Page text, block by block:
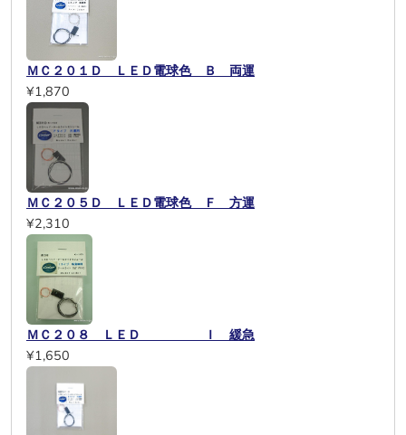
ＭＣ２０１Ｄ ＬＥＤ電球色 Ｂ 両運
¥1,870
ＭＣ２０５Ｄ ＬＥＤ電球色 Ｆ 方運
¥2,310
ＭＣ２０８ ＬＥＤ Ｉ 緩急
¥1,650